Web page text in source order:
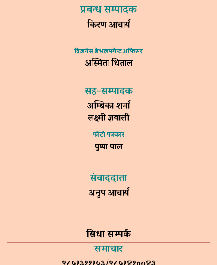
प्रबन्ध सम्पादक
किरण आचार्य
विजनेस डेभलपमेन्ट अफिसर
अस्मिता धिताल
सह–सम्पादक
अम्बिका शर्मा
लक्ष्मी ज्ञवाली
फोटो पत्रकार
पुष्पा पाल
संवाददाता
अनुप आचार्य
सिधा सम्पर्क
समाचार